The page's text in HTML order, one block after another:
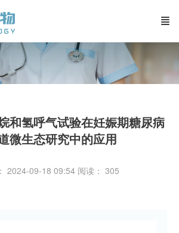
和氢呼气试验在妊娠期糖尿病
微生态研究中的应用
2024-09-18 09:54 阅读： 305